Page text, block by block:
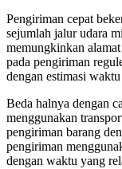
Pengiriman cepat
sejumlah jalur udara
memungkinkan
pada pengiriman
dengan estimasi
Beda halnya dengan
menggunakan
pengiriman barang
pengiriman
dengan waktu yang